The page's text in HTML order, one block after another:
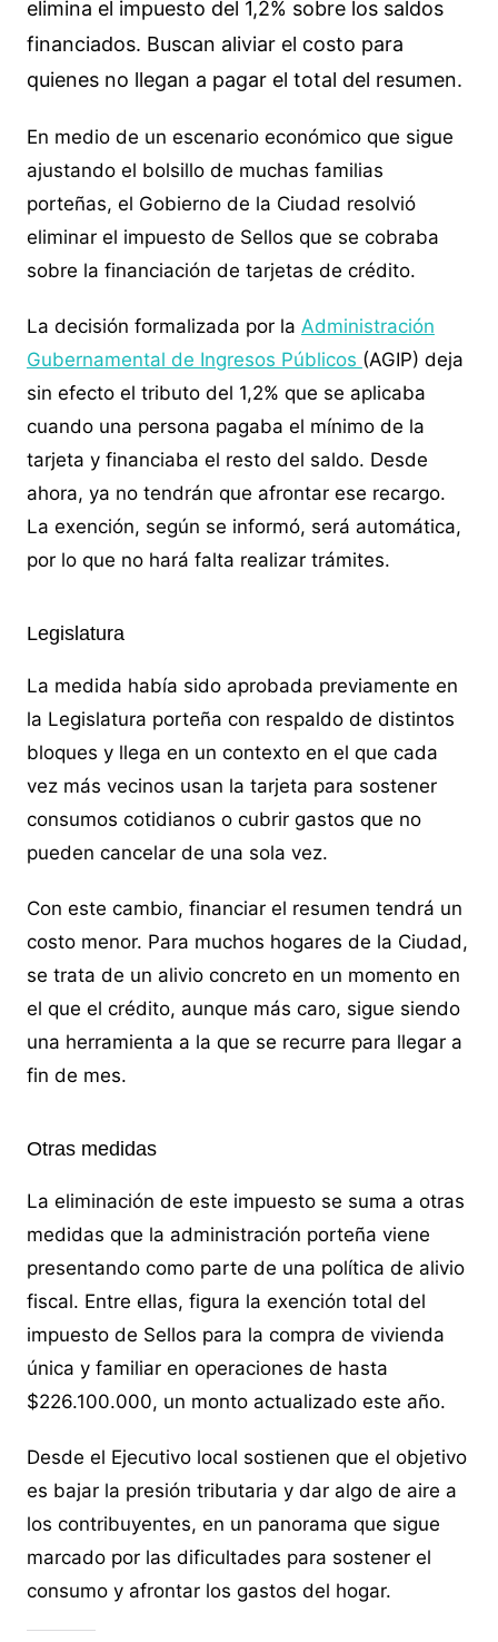
elimina el impuesto del 1,2% sobre los saldos
financiados. Buscan aliviar el costo para
quienes no llegan a pagar el total del resumen.
En medio de un escenario económico que sigue
ajustando el bolsillo de muchas familias
porteñas, el Gobierno de la Ciudad resolvió
eliminar el impuesto de Sellos que se cobraba
sobre la financiación de tarjetas de crédito.
La decisión formalizada por la Administración
Gubernamental de Ingresos Públicos (AGIP) deja
sin efecto el tributo del 1,2% que se aplicaba
cuando una persona pagaba el mínimo de la
tarjeta y financiaba el resto del saldo. Desde
ahora, ya no tendrán que afrontar ese recargo.
La exención, según se informó, será automática,
por lo que no hará falta realizar trámites.
Legislatura
La medida había sido aprobada previamente en
la Legislatura porteña con respaldo de distintos
bloques y llega en un contexto en el que cada
vez más vecinos usan la tarjeta para sostener
consumos cotidianos o cubrir gastos que no
pueden cancelar de una sola vez.
Con este cambio, financiar el resumen tendrá un
costo menor. Para muchos hogares de la Ciudad,
se trata de un alivio concreto en un momento en
el que el crédito, aunque más caro, sigue siendo
una herramienta a la que se recurre para llegar a
fin de mes.
Otras medidas
La eliminación de este impuesto se suma a otras
medidas que la administración porteña viene
presentando como parte de una política de alivio
fiscal. Entre ellas, figura la exención total del
impuesto de Sellos para la compra de vivienda
única y familiar en operaciones de hasta
$226.100.000, un monto actualizado este año.
Desde el Ejecutivo local sostienen que el objetivo
es bajar la presión tributaria y dar algo de aire a
los contribuyentes, en un panorama que sigue
marcado por las dificultades para sostener el
consumo y afrontar los gastos del hogar.